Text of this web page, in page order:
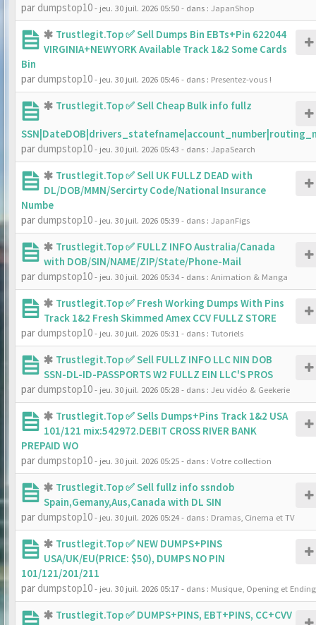
par dumpstop10- jeu. 30 juil. 2026 05:50- dans : JapanShop
Trustlegit.Top ✅ Sell Dumps Bin EBTs+Pin 622044
VIRGINIA+NEWYORK Available Track 1&2 Some Cards
Bin
par dumpstop10- jeu. 30 juil. 2026 05:46- dans : Presentez-vous !
Trustlegit.Top ✅ Sell Cheap Bulk info fullz
par dumpstop10- jeu. 30 juil. 2026 05:43 - dans : JapaSearch
Trustlegit.Top ✅ Sell UK FULLZ DEAD with
DL/DOB/MMN/Sercirty Code/National Insurance
Numbe
par dumpstop10- jeu. 30 juil. 2026 05:39- dans : JapanFigs
Trustlegit.Top ✅ FULLZ INFO Australia/Canada
with DOB/SIN/NAME/ZIP/State/Phone-Mail
par dumpstop10- jeu. 30 juil. 2026 05:34- dans : Animation & Manga
Trustlegit.Top ✅ Fresh Working Dumps With Pins
Track 1&2 Fresh Skimmed Amex CCV FULLZ STORE
par dumpstop10- jeu. 30 juil. 2026 05:31 - dans : Tutoriels
Trustlegit.Top ✅ Sell FULLZ INFO LLC NIN DOB
SSN-DL-ID-PASSPORTS W2 FULLZ EIN LLC'S PROS
par dumpstop10- jeu. 30 juil. 2026 05:28- dans : Jeu vidéo & Geekerie
Trustlegit.Top ✅ Sells Dumps+Pins Track 1&2 USA
101/121 mix:542972.DEBIT CROSS RIVER BANK
PREPAID WO
par dumpstop10- jeu. 30 juil. 2026 05:25- dans : Votre collection
Trustlegit.Top ✅ Sell fullz info ssndob
Spain,Gemany,Aus,Canada with DL SIN
par dumpstop10- jeu. 30 juil. 2026 05:24- dans : Dramas, Cinema et TV
Trustlegit.Top ✅ NEW DUMPS+PINS
USA/UK/EU(PRICE: $50), DUMPS NO PIN
101/121/201/211
par dumpstop10- jeu. 30 juil. 2026 05:17- dans : Musique, Opening et Ending
Trustlegit.Top ✅ DUMPS+PINS, EBT+PINS, CC+CVV